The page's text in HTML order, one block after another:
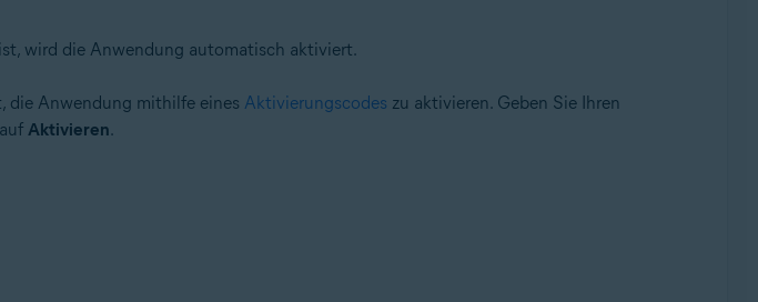
wird die Anwendung automatisch aktiviert.
die Anwendung mithilfe eines Aktivierungscodes zu aktivieren. Geben Sie Ihren
Aktivieren.